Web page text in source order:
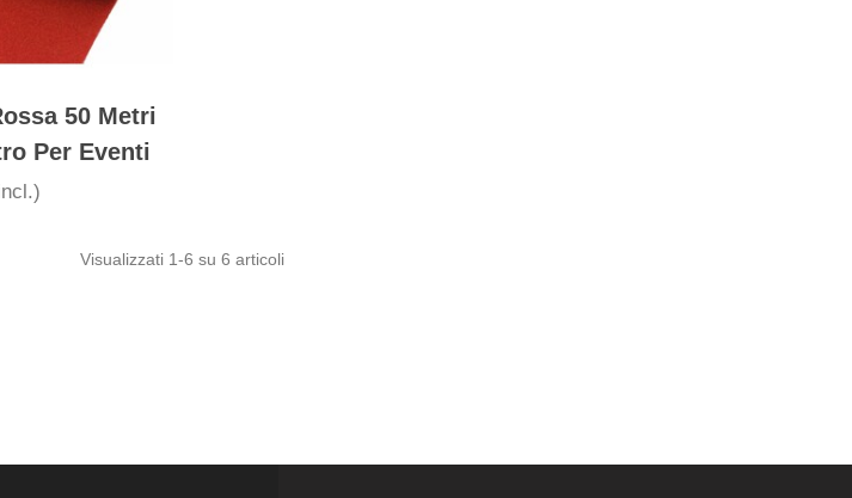
50 Metri
Per Eventi
Visualizzati 1-6 su 6 articoli